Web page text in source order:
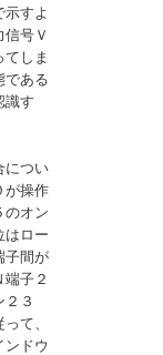
すよ
号Ｖ
しま
である
識す
につい
が操作
のオン
はロー
子間が
子２
３
て、
ンドウ